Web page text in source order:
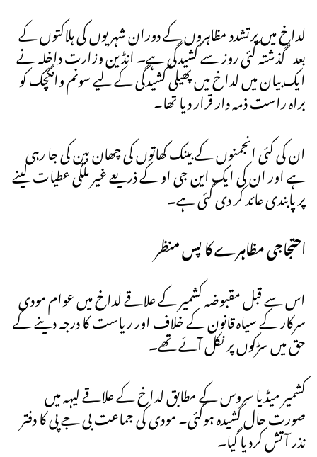
لداخ میں پرتشدد مظاہروں کے دوران شہریوں کی ہلاکتوں کے
بعد گذشتہ کئی روز سے کشیدگی ہے۔ انڈین وزارت داخلہ نے
ایک بیان میں لداخ میں پھیلی کشیدگی کے لیے سونم وانگچک کو
براہ راست ذمہ دار قرار دیا تھا۔
ان کی کئی انجمنوں کے بینک کھاتوں کی چھان بین کی جا رہی
ہے اور ان کی ایک این جی او کے ذریعے غیر ملکی عطیات لینے
پر پابندی عائد کر دی گئی ہے۔
احتجاجی مظاہرے کا پس منظر
اس سے قبل مقبوضہ کشمیر کے علاقے لداخ میں عوام مودی
سرکار کے سیاہ قانون کے خلاف اور ریاست کا درجہ دینے کے
حق میں سڑکوں پر نکل آئے تھے۔
کشمیر میڈیا سروس کے مطابق لداخ کے علاقے لیہہ میں
صورت حال کشیدہ ہوگئی۔ مودی کی جماعت بی جے پی کا دفتر
نذر آتش کردیا گیا۔